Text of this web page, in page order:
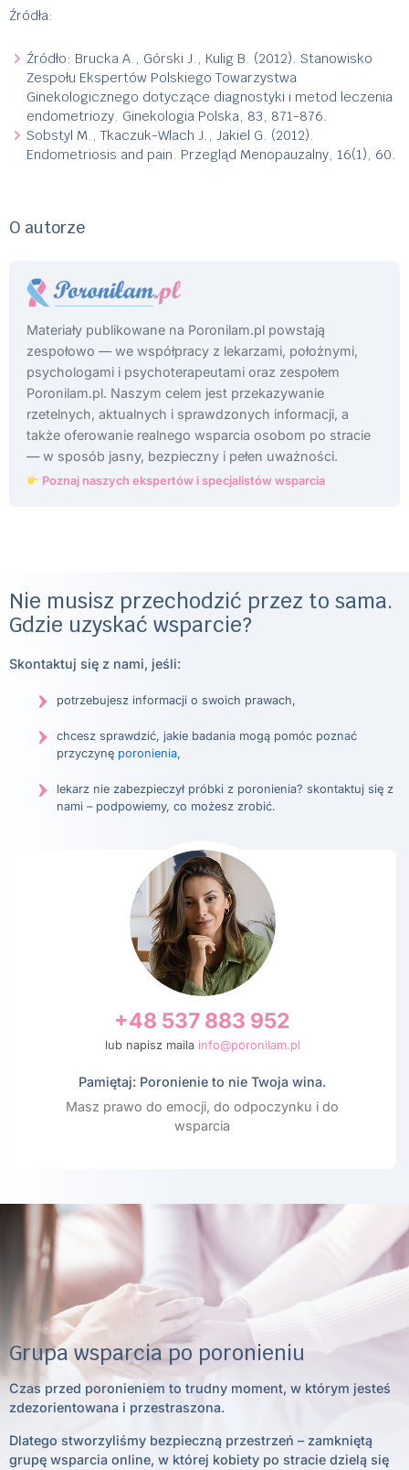
Źródła:
Źródło: Brucka A., Górski J., Kulig B. (2012). Stanowisko
Zespołu Ekspertów Polskiego Towarzystwa
Ginekologicznego dotyczące diagnostyki i metod leczenia
endometriozy. Ginekologia Polska, 83, 871-876.
Sobstyl M., Tkaczuk-Wlach J., Jakiel G. (2012).
Endometriosis and pain. Przegląd Menopauzalny, 16(1), 60.
O autorze
Materiały publikowane na Poronilam.pl powstają
zespołowo — we współpracy z lekarzami, położnymi,
psychologami i psychoterapeutami oraz zespołem
Poronilam.pl. Naszym celem jest przekazywanie
rzetelnych, aktualnych i sprawdzonych informacji, a
także oferowanie realnego wsparcia osobom po stracie
— w sposób jasny, bezpieczny i pełen uważności.
Poznaj naszych ekspertów i specjalistów wsparcia
Nie musisz przechodzić przez to sama.
Gdzie uzyskać wsparcie?
Skontaktuj się z nami, jeśli:
potrzebujesz informacji o swoich prawach,
chcesz sprawdzić, jakie badania mogą pomóc poznać
przyczynę poronienia,
lekarz nie zabezpieczył próbki z poronienia? skontaktuj się z
nami – podpowiemy, co możesz zrobić.
+48 537 883 952
lub napisz maila info@poronilam.pl
Pamiętaj: Poronienie to nie Twoja wina.
Masz prawo do emocji, do odpoczynku i do
wsparcia
Grupa wsparcia po poronieniu
Czas przed poronieniem to trudny moment, w którym jesteś
zdezorientowana i przestraszona.
Dlatego stworzyliśmy bezpieczną przestrzeń – zamkniętą
grupę wsparcia online, w której kobiety po stracie dzielą się